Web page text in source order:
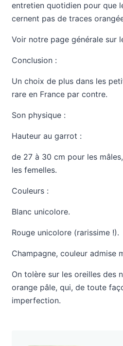
entretien quotidien pour que
cernent pas de traces
Voir notre page générale sur
Conclusion :
Un choix de plus dans les
rare en France par contre.
Son physique :
Hauteur au garrot :
de 27 à 30 cm pour les
les femelles.
Couleurs :
Blanc unicolore.
Rouge unicolore (rarissime !).
Champagne, couleur admise
On tolère sur les oreilles des
orange pâle, qui, de toute
imperfection.